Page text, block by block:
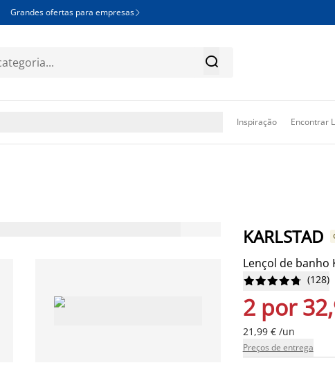
Grandes ofertas para empresas 

Inspiração Encontrar
KARLSTAD
Lençol de banho





 (128)
2 por
21,99 € /un
Preços de entrega